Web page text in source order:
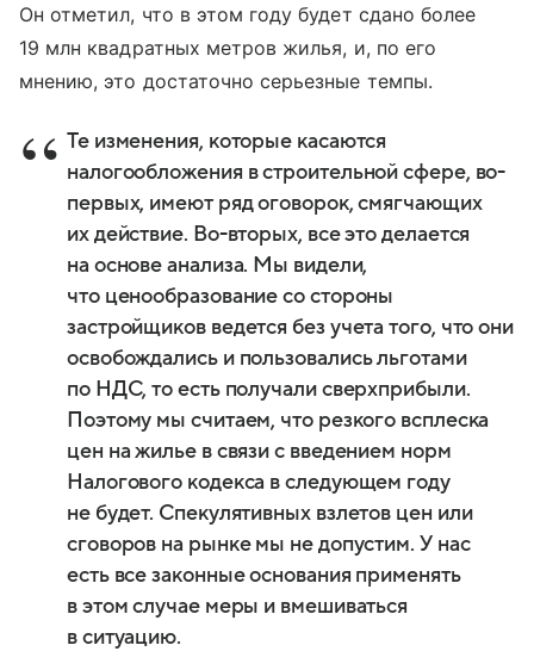
Он отметил, что в этом году будет сдано более
19 млн квадратных метров жилья, и, по его
мнению, это достаточно серьезные темпы.
Те изменения, которые касаются
налогообложения в строительной сфере, во-
первых, имеют ряд оговорок, смягчающих
их действие. Во-вторых, все это делается
на основе анализа. Мы видели,
что ценообразование со стороны
застройщиков ведется без учета того, что они
освобождались и пользовались льготами
по НДС, то есть получали сверхприбыли.
Поэтому мы считаем, что резкого всплеска
цен на жилье в связи с введением норм
Налогового кодекса в следующем году
не будет. Спекулятивных взлетов цен или
сговоров на рынке мы не допустим. У нас
есть все законные основания применять
в этом случае меры и вмешиваться
в ситуацию.